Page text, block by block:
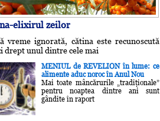
elixirul zeilor
vreme ignorată, cătina este recunoscută
drept unul dintre cele mai
MENIUL de REVELION în lume: ce
alimente aduc noroc în Anul Nou
Mai toate mâncărurile „tradiţionale”
pentru noaptea dintre ani sunt
gândite în raport